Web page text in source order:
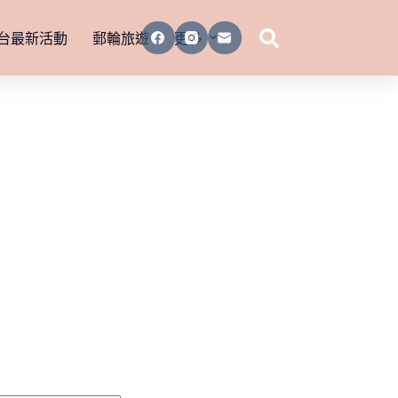
最新活動 郵輪旅遊 更多